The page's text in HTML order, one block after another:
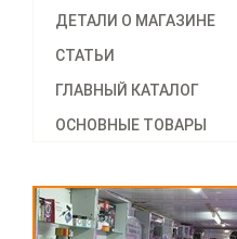
ДЕТАЛИ О МАГАЗИНЕ
СТАТЬИ
ГЛАВНЫЙ КАТАЛОГ
ОСНОВНЫЕ ТОВАРЫ